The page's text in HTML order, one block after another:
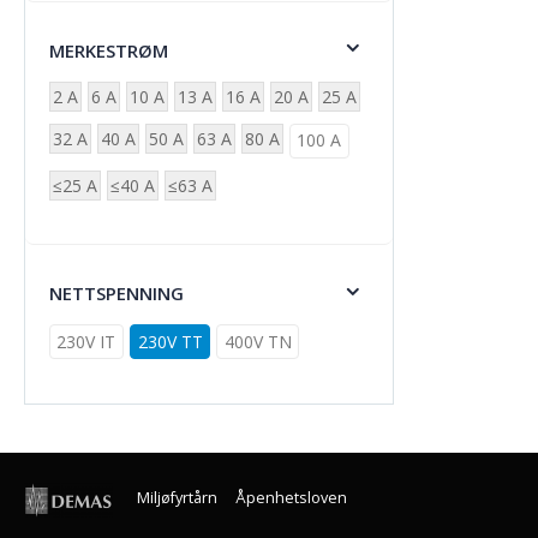
MERKESTRØM
2 A 6 A 10 A 13 A 16 A 20 A
25 A
32 A
40 A 50 A 63 A 80 A
100 A
≤25 A ≤40 A ≤63 A
NETTSPENNING
230V IT 230V TT 400V TN
Miljøfyrtårn Åpenhetsloven